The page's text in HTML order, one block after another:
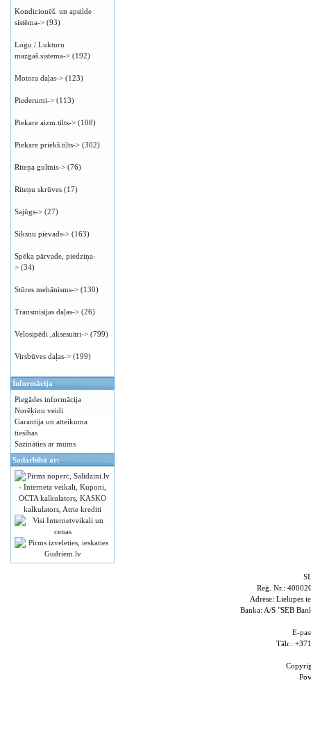
Kondicionēš. un apsilde
sistēma-> (93)
Logu / Lukturu
mazgaš.sistema-> (192)
Motora daļas-> (123)
Piederumi-> (113)
Piekare aizm.tilts-> (108)
Piekare priekš.tilts-> (302)
Riteņa gultnis-> (76)
Riteņu skrūves (17)
Sajūgs-> (27)
Siksnu pievads-> (163)
Spēka pārvade, piedziņa-
> (34)
Stūres mehānisms-> (130)
Transmisijas daļas-> (26)
Velosipēdi ,aksesuāri-> (799)
Virsbūves daļas-> (199)
Informācija
Piegādes informācija
Norēķinu veidi
Garantija un atteikuma
tiesības
Sazināties ar mums
Sadarbībā ar:
Reģ. Nr.:
Adrese: Lielupes
Banka: A/S "SEB
E-
Tālr.: